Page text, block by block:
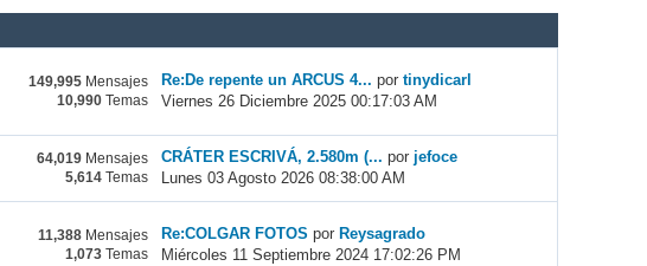
149,995 Mensajes
10,990 Temas
Re:De repente un ARCUS 4... portinydicarl
Viernes 26 Diciembre 2025 00:17:03 AM
64,019 Mensajes
5,614 Temas
CRÁTER ESCRIVÁ, 2.580m (... por jefoce
Lunes 03 Agosto 2026 08:38:00 AM
11,388 Mensajes
1,073 Temas
Re:COLGAR FOTOS por Reysagrado
Miércoles 11 Septiembre 2024 17:02:26 PM